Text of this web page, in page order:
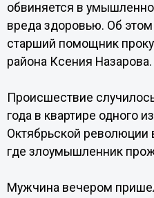
обвиняется в
вреда здоровью. Об
старший помощник
района Ксения Назарова.
Происшествие
года в квартире одного
Октябрьской революции
где злоумышленник
Мужчина вечером